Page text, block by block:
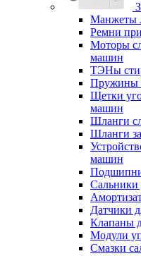
Манжеты
Ремни
Моторы
машин
ТЭНы
Пружины
Щетки
машин
Шланги
Шланги
машин
Сальники
Датчики
Клапаны
Модули
Смазки